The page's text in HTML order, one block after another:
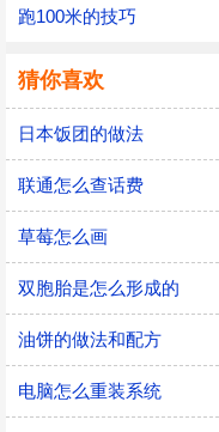
跑100米的技巧
猜你喜欢
日本饭团的做法
联通怎么查话费
草莓怎么画
双胞胎是怎么形成的
油饼的做法和配方
电脑怎么重装系统